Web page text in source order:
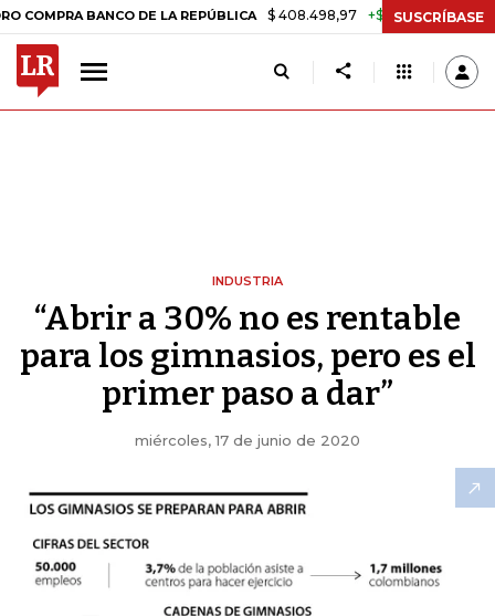
BANCO DE LA REPÚBLICA $ 408.498,97 +$ 8.753,81 +2,19%
SUSCRÍBASE
INDUSTRIA
“Abrir a 30% no es rentable
para los gimnasios, pero es el
primer paso a dar”
miércoles, 17 de junio de 2020